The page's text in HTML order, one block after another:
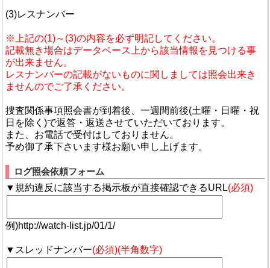
(3)レスナンバー
※上記の(1)～(3)の内容を必ず明記してください。
記載無き場合はデータベース上から該当情報を見つける事
が出来ません。
レスナンバーの記載がないものに関しましては照会出来き
ませんのでご了承ください。
捜査関係事項照会書が到着後、一週間前後(土曜・日曜・祝
日を除く)で返答・返送させていただいております。
また、お電話で受付はしておりません。
予め御了承下さいます様お願い申し上げます。
ログ照会依頼フォーム
▼規約違反に該当する掲示板が直接確認できるURL(必須)
例)http://watch-list.jp/01/1/
▼スレッドナンバー(必須)(半角数字)